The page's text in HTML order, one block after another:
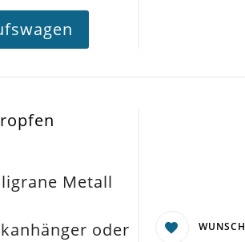
Metall
oder